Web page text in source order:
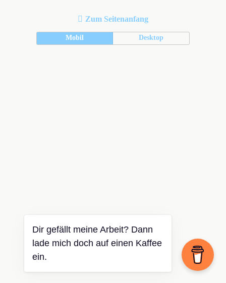
Zum Seitenanfang
Mobil Desktop
Dir gefällt meine Arbeit? Dann
lade mich doch auf einen Kaffee
ein.